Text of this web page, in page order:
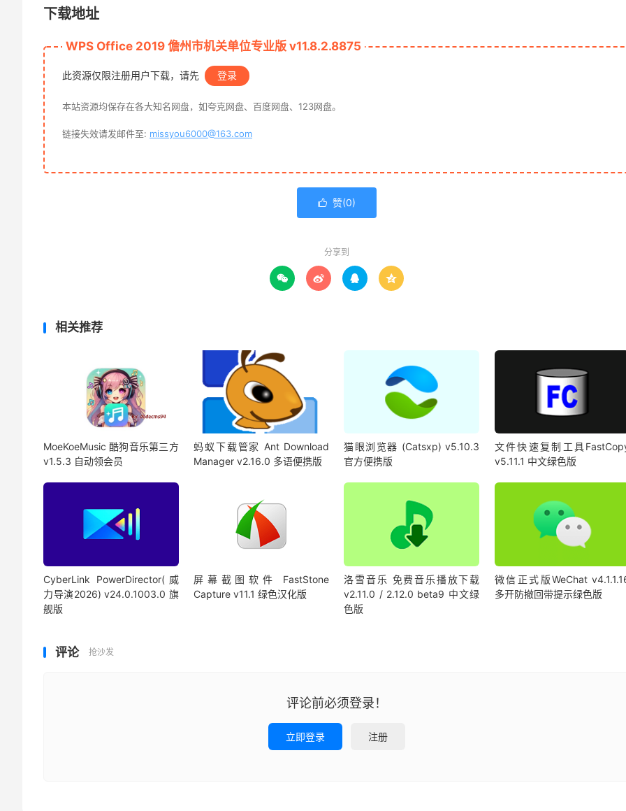
下载地址
WPS Office 2019 儋州市机关单位专业版 v11.8.2.8875
此资源仅限注册用户下载，请先 登录
本站资源均保存在各大知名网盘，如夸克网盘、百度网盘、123网盘。
链接失效请发邮件至: missyou6000@163.com
 赞(0)
分享到
   
相关推荐
MoeKoeMusic 酷狗音乐第三方
v1.5.3 自动领会员
蚂蚁下载管家 Ant Download
Manager v2.16.0 多语便携版
猫眼浏览器 (Catsxp) v5.10.3
官方便携版
文件快速复制工具
v5.11.1 中文绿色版
CyberLink PowerDirector(威
力导演2026) v24.0.1003.0 旗
舰版
屏幕截图软件 FastStone
Capture v11.1 绿色汉化版
洛雪音乐 免费音乐播放下载
v2.11.0 / 2.12.0 beta9 中文绿
色版
微信正式版WeChat
多开防撤回带提示绿色版
评论 抢沙发
评论前必须登录！
立即登录 注册